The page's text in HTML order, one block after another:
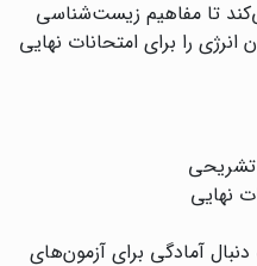
تا مفاهیم زیست‌شناسی
را برای امتحانات نهایی
تشریحی
نهایی
آمادگی برای آزمون‌های